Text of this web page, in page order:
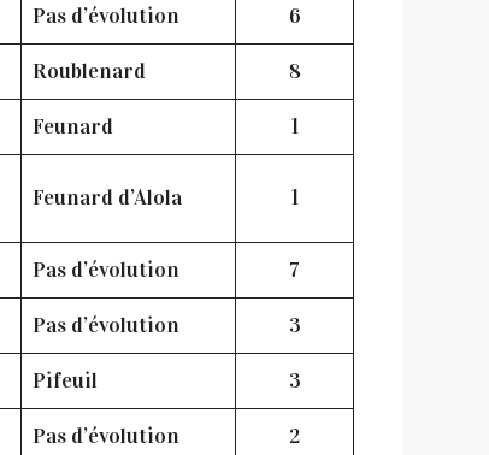
Pas d’évolution 6
Roublenard 8
Feunard 1
Feunard d’Alola 1
Pas d’évolution 7
Pas d’évolution 3
Pifeuil 3
Pas d’évolution 2